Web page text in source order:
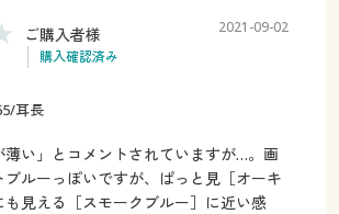
ご購入者様
購入確認済み
2021-09-02
耳長
薄い」とコメントされていますが…。画
ルーっぽいですが、ぱっと見［オーキ
も見える［スモークブルー］に近い感